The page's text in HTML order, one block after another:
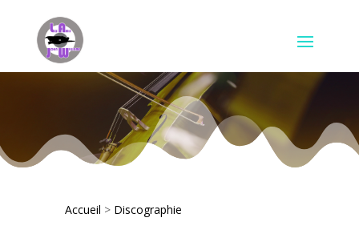
Accueil > Discographie